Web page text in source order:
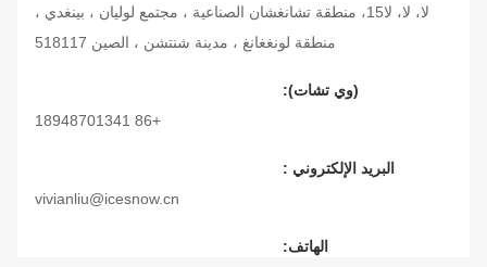
لا، لا، لا15، منطقة تشانغشان الصناعية ، مجتمع لوليان ، بينغدي ،
منطقة لونغغانغ ، مدينة شنتشن ، الصين 518117
(وي تشات):
+86 18948701341
البريد الإلكتروني :
vivianliu@icesnow.cn
الهاتف: